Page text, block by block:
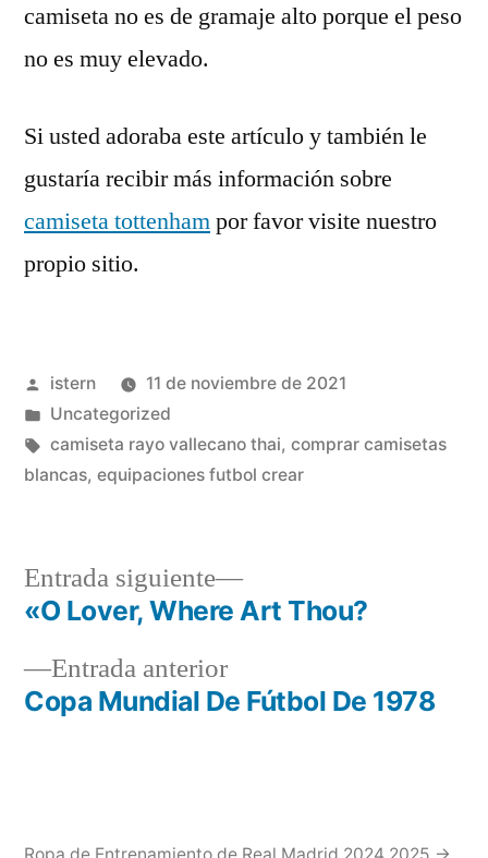
camiseta no es de gramaje alto porque el peso
no es muy elevado.
Si usted adoraba este artículo y también le
gustaría recibir más información sobre
camiseta tottenhampor favor visite nuestro
propio sitio.
Publicado
por
istern
11 de noviembre de 2021
Publicado
en
Uncategorized
Etiquetas:
camiseta rayo vallecano thai, comprar camisetas
blancas, equipaciones futbol crear
Navegación
de
entradas
Entrada anteriorEntrada
anterior:
Copa Mundial De Fútbol De 1978
Entrada siguiente
Entrada
siguiente:
«O Lover, Where Art Thou?